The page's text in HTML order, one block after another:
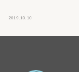
2019.10.10